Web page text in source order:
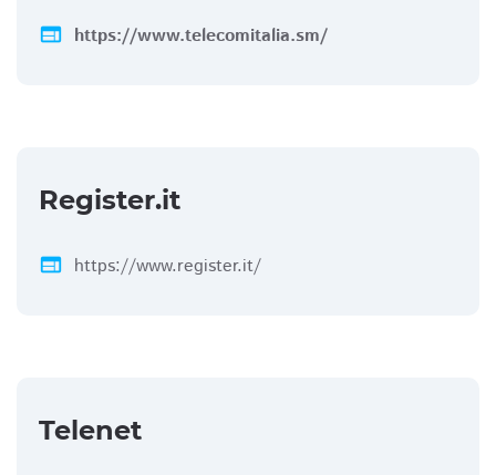
web https://www.telecomitalia.sm/
Register.it
web https://www.register.it/
Telenet